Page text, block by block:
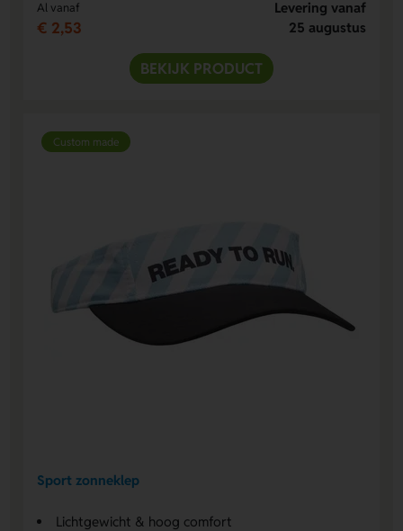
Al vanaf
€ 2,53
Levering vanaf
25 augustus
BEKIJK PRODUCT
Custom made
Sport zonneklep
Lichtgewicht & hoog comfort